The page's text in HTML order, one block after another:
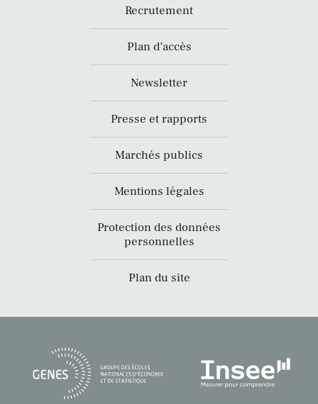
Recrutement
Plan d’accès
Newsletter
Presse et rapports
Marchés publics
Mentions légales
Protection des données
personnelles
Plan du site